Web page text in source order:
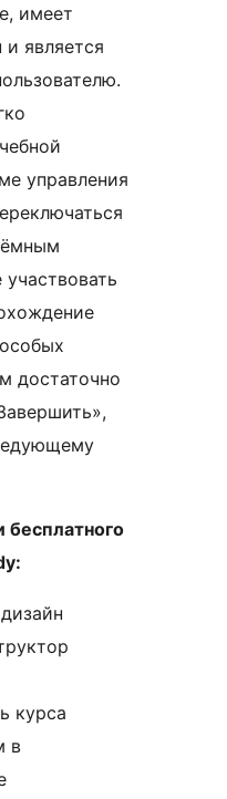
имеет
является
управления
достаточно
курса
в